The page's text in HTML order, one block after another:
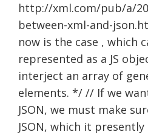
http://xml.com/pub/a/
between-xml-and-
now is the case , which
represented as a JS
interject an array of
elements. */ // If we
JSON, we must make
JSON, which it